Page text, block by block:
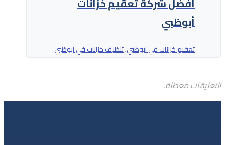
أبوظبي
تعقيم خزانات في ابوظبي,تنظيف خزانات في ابوظبي
التعليقات معطلة.